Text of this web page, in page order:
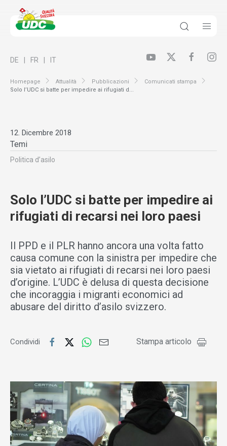
Homepage Attualità Pubblicazioni
Comunicati stampa
Solo l’UDC si batte per impedire ai rifugiati d...
DE FR IT
12. Dicembre 2018
Temi
Politica d’asilo
Solo l’UDC si batte per impedire ai
rifugiati di recarsi nei loro paesi
Il PPD e il PLR hanno ancora una volta fatto
causa comune con la sinistra per impedire che
sia vietato ai rifugiati di recarsi nei loro paesi
d’origine. L’UDC è delusa di questa decisione
che incoraggia i migranti economici ad
abusare del diritto d’asilo svizzero.
Condividi Stampa articolo